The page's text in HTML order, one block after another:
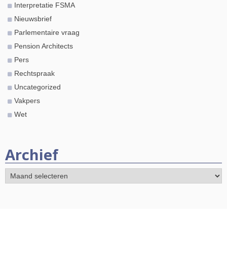
Interpretatie FSMA
Nieuwsbrief
Parlementaire vraag
Pension Architects
Pers
Rechtspraak
Uncategorized
Vakpers
Wet
Archief
Archief